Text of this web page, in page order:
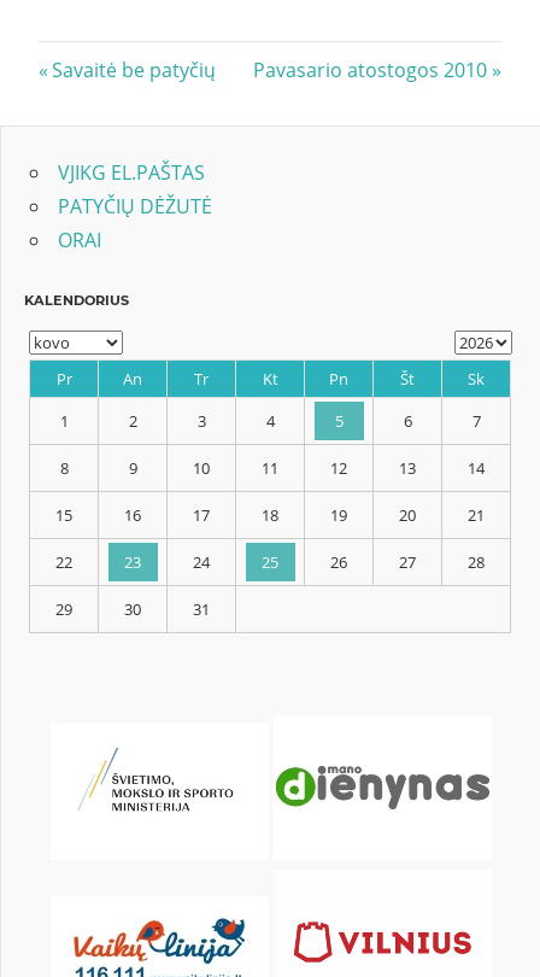
Navigacija
tarp
įrašų
Previous
Savaitė be patyčių
Next
Pavasario atostogos 2010
VJIKG EL.PAŠTAS
PATYČIŲ DĖŽUTĖ
ORAI
KALENDORIUS